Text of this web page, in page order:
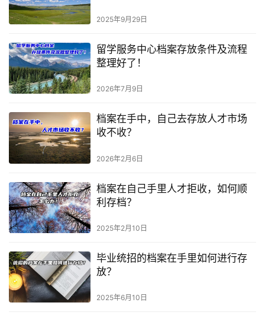
2025年9月29日
留学服务中心档案存放条件及流程
整理好了！
2026年7月9日
档案在手中，自己去存放人才市场
收不收？
2026年2月6日
档案在自己手里人才拒收，如何顺
利存档？
2025年2月10日
毕业统招的档案在手里如何进行存
放？
2025年6月10日